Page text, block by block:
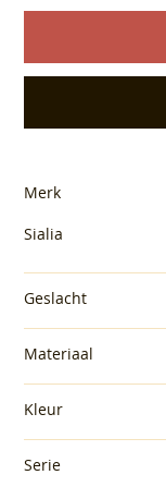
Merk
Sialia
Geslacht
Materiaal
Kleur
Serie